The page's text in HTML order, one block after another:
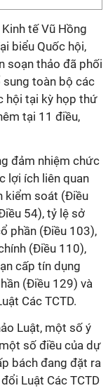
tế Vũ Hồng
biểu Quốc hội,
soạn thảo đã phối
sung toàn bộ các
hội tại kỳ họp thứ
tại 11 điều,
đảm nhiệm chức
lợi ích liên quan
kiểm soát (Điều
54), tỷ lệ sở
phần (Điều 103),
(Điều 110),
cấp tín dụng
(Điều 129) và
Các TCTD.
Luật, một số ý
số điều của dự
bách đang đặt ra
Luật Các TCTD